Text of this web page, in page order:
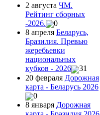
2 августа ЧМ.
Рейтинг сборных
-2026.
0
8 апреля Беларусь,
Бразилия. Превью
жеребьевки
национальных
кубков - 2026
31
20 февраля Дорожная
карта - Беларусь 2026
0
8 января Дорожная